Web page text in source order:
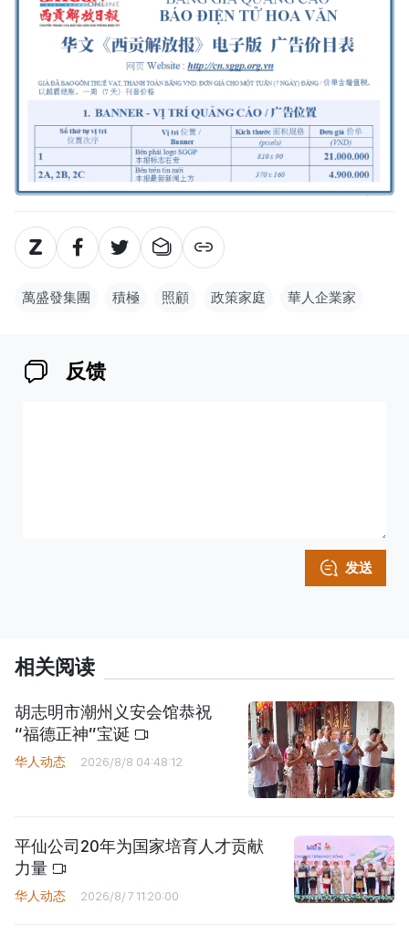
萬盛發集團 積極 照顧 政策家庭 華人企業家
反馈
发送
相关阅读
胡志明市潮州义安会馆恭祝
“福德正神”宝诞
华人动态 2026/8/8 04:48:12
平仙公司20年为国家培育人才贡献
力量
华人动态 2026/8/7 11:20:00